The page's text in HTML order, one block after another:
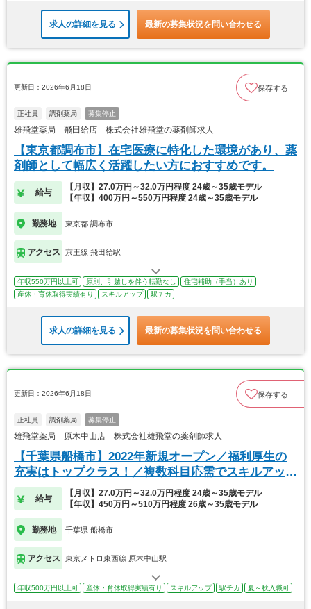
求人の詳細を見る 最新の募集状況を問い合わせる
更新日：2026年6月18日 保存する
正社員 調剤薬局 募集停止
雄飛堂薬局 飛田給店 株式会社雄飛堂の薬剤師求人
【東京都調布市】在宅医療に特化した環境があり、薬
剤師として幅広く活躍したい方におすすめです。
給与
【月収】27.0万円～32.0万円程度 24歳～35歳モデル
【年収】400万円～550万円程度 24歳～35歳モデル
勤務地 東京都 調布市
アクセス 京王線 飛田給駅
年収550万円以上可 原則、引越しを伴う転勤なし
住宅補助（手当）あり
産休・育休取得実績有り
スキルアップ 駅チカ
求人の詳細を見る 最新の募集状況を問い合わせる
更新日：2026年6月18日 保存する
正社員 調剤薬局 募集停止
雄飛堂薬局 原木中山店 株式会社雄飛堂の薬剤師求人
【千葉県船橋市】2022年新規オープン／福利厚生の
充実はトップクラス！／複数科目応需でスキルアップ
◎
給与
【月収】27.0万円～32.0万円程度 24歳～35歳モデル
【年収】450万円～510万円程度 26歳～35歳モデル
勤務地 千葉県 船橋市
アクセス 東京メトロ東西線 原木中山駅
年収500万円以上可 産休・育休取得実績有り スキルアップ 駅チカ 夏～秋入職可